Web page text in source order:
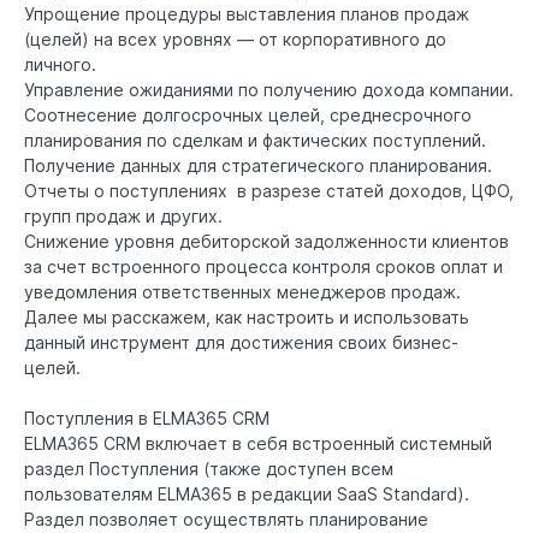
Упрощение процедуры выставления планов продаж
(целей) на всех уровнях — от корпоративного до
личного.
Управление ожиданиями по получению дохода компании.
Соотнесение долгосрочных целей, среднесрочного
планирования по сделкам и фактических поступлений.
Получение данных для стратегического планирования.
Отчеты о поступлениях в разрезе статей доходов, ЦФО,
групп продаж и других.
Снижение уровня дебиторской задолженности клиентов
за счет встроенного процесса контроля сроков оплат и
уведомления ответственных менеджеров продаж.
Далее мы расскажем, как настроить и использовать
данный инструмент для достижения своих бизнес-
целей.
Поступления в ELMA365 CRM
ELMA365 CRM включает в себя встроенный системный
раздел Поступления (также доступен всем
пользователям ELMA365 в редакции SaaS Standard).
Раздел позволяет осуществлять планирование